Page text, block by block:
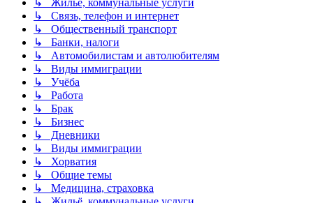
↳ Связь, телефон и интернет
↳ Общественный транспорт
↳ Банки, налоги
↳ Автомобилистам и автолюбителям
↳ Виды иммиграции
↳ Учёба
↳ Работа
↳ Брак
↳ Бизнес
↳ Дневники
↳ Виды иммиграции
↳ Хорватия
↳ Общие темы
↳ Медицина, страховка